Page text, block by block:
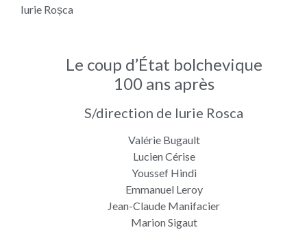
Iurie Roșca
Le coup d’État bolchevique
100 ans après
S/direction de Iurie Rosca
Valérie Bugault
Lucien Cérise
Youssef Hindi
Emmanuel Leroy
Jean-Claude Manifacier
Marion Sigaut